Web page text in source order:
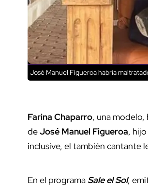
José Manuel Figueroa habría
Farina Chaparro, una modelo,
deJosé Manuel Figueroa,
inclusive, el también cantante
En el programa Sale el Sol,